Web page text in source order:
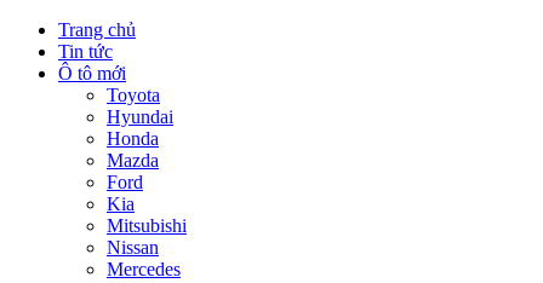
Trang chủ
Tin tức
Ô tô mới
Toyota
Hyundai
Honda
Mazda
Ford
Kia
Mitsubishi
Nissan
Mercedes